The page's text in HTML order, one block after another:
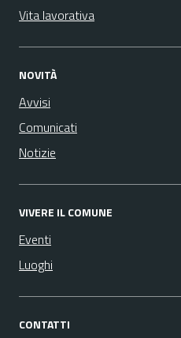
Vita lavorativa
NOVITÀ
Avvisi
Comunicati
Notizie
VIVERE IL COMUNE
Eventi
Luoghi
CONTATTI